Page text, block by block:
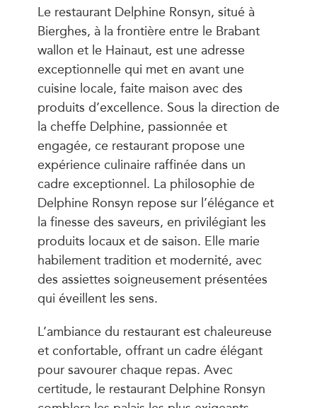
Le restaurant Delphine Ronsyn, situé à
Bierghes, à la frontière entre le Brabant
wallon et le Hainaut, est une adresse
exceptionnelle qui met en avant une
cuisine locale, faite maison avec des
produits d’excellence. Sous la direction de
la cheffe Delphine, passionnée et
engagée, ce restaurant propose une
expérience culinaire raffinée dans un
cadre exceptionnel. La philosophie de
Delphine Ronsyn repose sur l’élégance et
la finesse des saveurs, en privilégiant les
produits locaux et de saison. Elle marie
habilement tradition et modernité, avec
des assiettes soigneusement présentées
qui éveillent les sens.
L’ambiance du restaurant est chaleureuse
et confortable, offrant un cadre élégant
pour savourer chaque repas. Avec
certitude, le restaurant Delphine Ronsyn